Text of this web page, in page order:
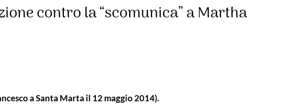
contro la “scomunica” a Martha
a Santa Marta il 12 maggio 2014).